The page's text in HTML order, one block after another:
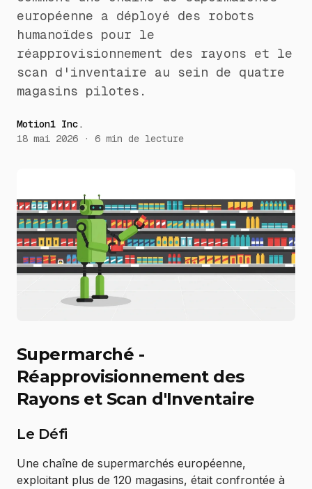
européenne a déployé des robots
humanoïdes pour le
réapprovisionnement des rayons et le
scan d'inventaire au sein de quatre
magasins pilotes.
Motion1 Inc.
18 mai 2026 · 6 min de lecture
Supermarché -
Réapprovisionnement des
Rayons et Scan d'Inventaire
Le Défi
Une chaîne de supermarchés européenne,
exploitant plus de 120 magasins, était confrontée à